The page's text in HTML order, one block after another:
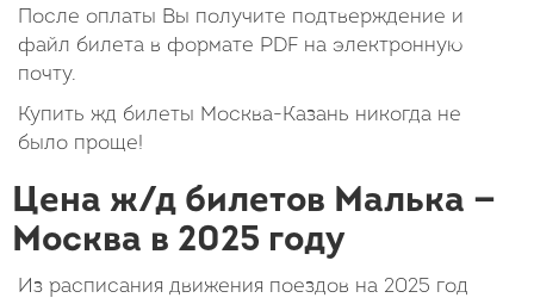
После оплаты Вы получите подтверждение и
файл билета в формате PDF на электронную
почту.
Купить жд билеты Москва-Казань никогда не
было проще!
Цена ж/д билетов Малька —
Москва в 2025 году
Из расписания движения поездов на 2025 год